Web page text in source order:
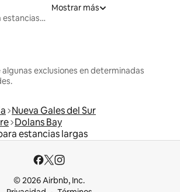
Alojamientos para estancias largas
Mostrar más
exclusiones en determinadas
Nueva Gales del Sur
Dolans Bay
estancias largas
© 2026 Airbnb, Inc.